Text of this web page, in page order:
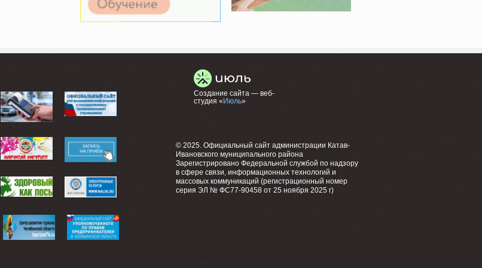
Создание сайта — веб-
студия « Июль»
© 2025. Официальный сайт администрации Катав-
Ивановского муниципального района
Зарегистрировано Федеральной службой по надзору
в сфере связи, информационных технологий и
массовых коммуникаций (регистрационный номер
серия ЭЛ № ФС77-90458 от 25 ноября 2025 г)